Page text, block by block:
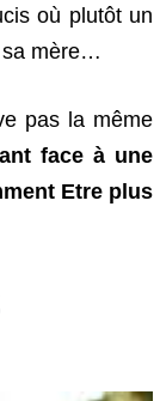
où plutôt un
sa mère…
pas la même
face à une
Etre plus